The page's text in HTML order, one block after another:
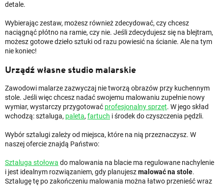
detale.
Wybierając zestaw, możesz również zdecydować, czy chcesz
naciągnąć płótno na ramie, czy nie. Jeśli zdecydujesz się na blejtram,
możesz gotowe dzieło sztuki od razu powiesić na ścianie. Ale na tym
nie koniec!
Urządź własne studio malarskie
Zawodowi malarze zazwyczaj nie tworzą obrazów przy kuchennym
stole. Jeśli więc chcesz nadać swojemu malowaniu zupełnie nowy
wymiar, wystarczy przygotować profesjonalny sprzęt. W jego skład
wchodzą: sztaluga, paleta, fartuch i środek do czyszczenia pędzli.
Wybór sztalugi zależy od miejsca, które na nią przeznaczysz. W
naszej ofercie znajdą Państwo:
Sztaluga stołowa do malowania na blacie ma regulowane nachylenie
i jest idealnym rozwiązaniem, gdy planujeszmalować na stole.
Sztalugę tę po zakończeniu malowania można łatwo przenieść wraz